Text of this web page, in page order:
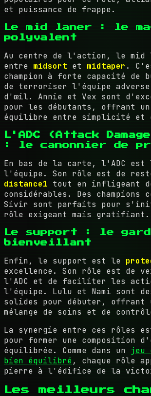
et puissance de frappe.
Le mid laner : le
polyvalent
Au centre de l'action, le mid
entre midsort et midtaper .
champion à forte capacité de
de terroriser l'équipe
d'œil. Annie et Vex sont
pour les débutants, offrant un
équilibre entre simplicité et
L'ADC (Attack
: le canonnier de
En bas de la carte, l'ADC est
l'équipe. Son rôle est de
distance1 tout en infligeant
considérables. Des champions
Sivir sont parfaits pour
rôle exigeant mais gratifiant.
Le support : le
bienveillant
Enfin, le support est le
excellence. Son rôle est de
l'ADC et de faciliter les
l'équipe. Lulu et Nami sont
solides pour débuter, offrant
mélange de soins et de
La synergie entre ces rôles
pour former une composition
équilibrée. Comme dans un jeu
bien équilibré, chaque rôle
pierre à l'édifice de la
Les meilleurs